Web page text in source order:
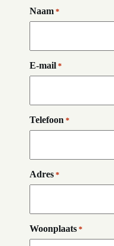
Naam *
E-mail *
Telefoon *
Adres *
Woonplaats *